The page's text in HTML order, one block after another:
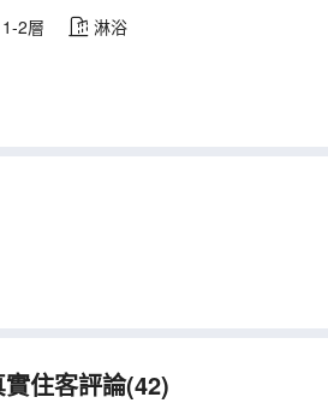
1-2層 淋浴
住客評論(42)